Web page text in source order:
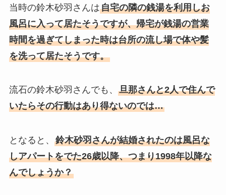
当時の鈴木砂羽さんは自宅の隣の銭湯を利用しお
風呂に入って居たそうですが、帰宅が銭湯の営業
時間を過ぎてしまった時は台所の流し場で体や髪
を洗って居たそうです。
流石の鈴木砂羽さんでも、 旦那さんと2人で住んで
いたらその行動はあり得ないのでは…
となると、 鈴木砂羽さんが結婚されたのは風呂な
しアパートをでた26歳以降、つまり1998年以降な
んでしょうか？